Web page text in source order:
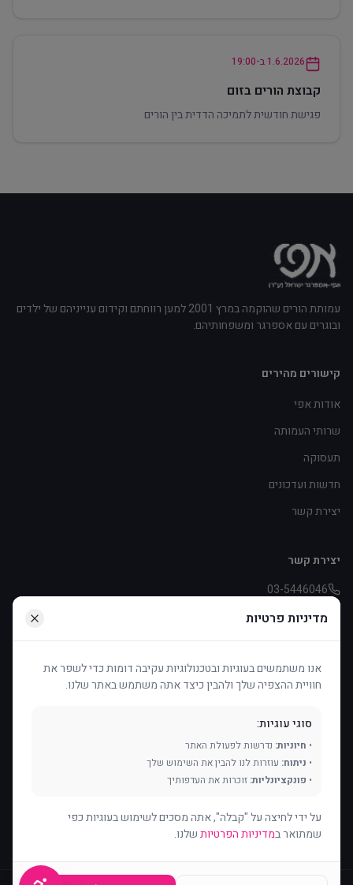
1.6.2026 ב-19:00
קבוצת הורים בזום
פגישת חודשית לתמיכה הדדית בין הורים
עמותת הורים שהוקמה במרץ 2001 למען רווחתם וקידום ענייניהם של ילדים
ובוגרים עם אספרגר ומשפחותיהם.
קישורים מהירים
אודות אפי
שרותי העמותה
תעסוקה
חדשות ועדכונים
יצירת קשר
יצירת קשר
03-5446046
pniot.effie@asperger.org.il
דיזינגוף 253, תל אביב
תמכו בנו
העמותה פועלת בעיקר בזכות תרומות ודמי חבר. כל תרומה עוזרת לנו
תרמו עכשיו
מדיניות פרטיות
אנו משתמשים בעוגיות ובטכנולוגיות עקיבה דומות כדי לשפר את
חוויית ההצפיה שלך ולהבין כיצד אתה משתמש באתר שלנו.
סוגי עוגיות:
• חיוניות: נדרשות לפעולת האתר
• ניתוח: עוזרות לנו להבין את השימוש שלך
• פונקציונליות: זוכרות את העדפותיך
על ידי לחיצה על "קבלה", אתה מסכים לשימוש בעוגיות כפי
שמתואר במדיניות הפרטיותשלנו.